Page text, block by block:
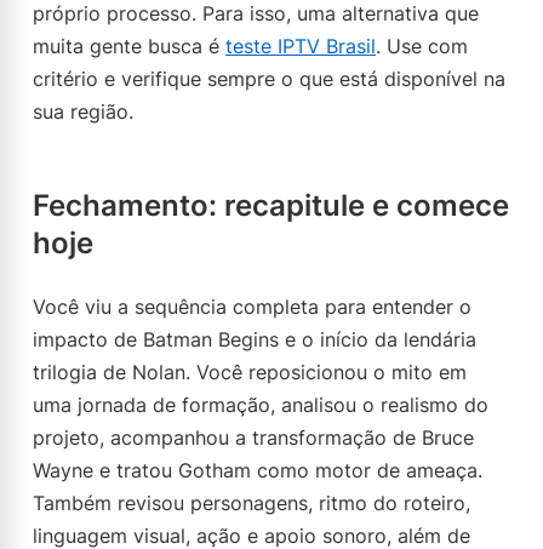
próprio processo. Para isso, uma alternativa que
muita gente busca é teste IPTV Brasil. Use com
critério e verifique sempre o que está disponível na
sua região.
Fechamento: recapitule e comece
hoje
Você viu a sequência completa para entender o
impacto de Batman Begins e o início da lendária
trilogia de Nolan. Você reposicionou o mito em
uma jornada de formação, analisou o realismo do
projeto, acompanhou a transformação de Bruce
Wayne e tratou Gotham como motor de ameaça.
Também revisou personagens, ritmo do roteiro,
linguagem visual, ação e apoio sonoro, além de